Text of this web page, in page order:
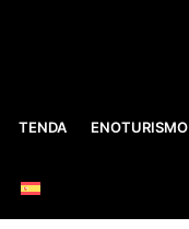
TENDA ENOTURISMO